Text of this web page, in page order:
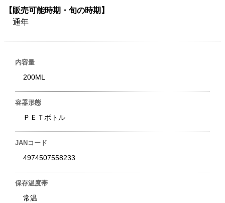
【販売可能時期・旬の時期】
通年
内容量
200ML
容器形態
ＰＥＴボトル
JANコード
4974507558233
保存温度帯
常温